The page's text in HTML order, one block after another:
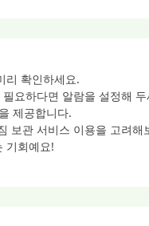
리 확인하세요.
요하다면 알람을 설정해 두
제공합니다.
보관 서비스 이용을 고려해
기회예요!